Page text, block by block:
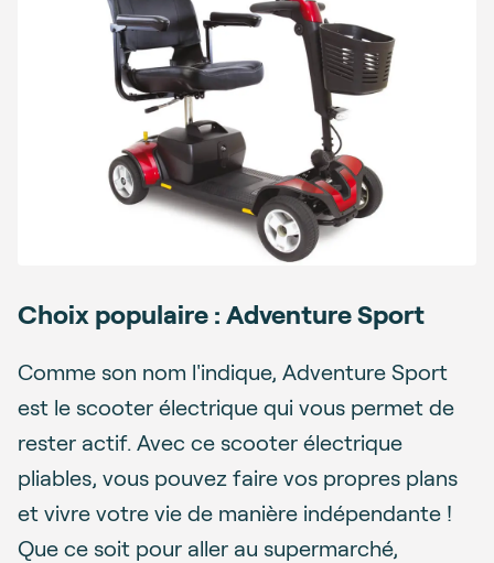
Choix populaire : Adventure Sport
Comme son nom l'indique, Adventure Sport
est le scooter électrique qui vous permet de
rester actif. Avec ce scooter électrique
pliables, vous pouvez faire vos propres plans
et vivre votre vie de manière indépendante !
Que ce soit pour aller au supermarché,